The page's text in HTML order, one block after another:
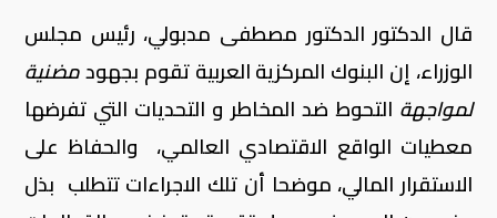
قال الدكتور الدكتور مصطفى مدبولي، رئيس مجلس
الوزراء، إن البنوك المركزية العربية تقوم بجهودمضنية
لمواجهة التحوط ضد المخاطر و التحديات التي تفرضها
معطيات الواقع الاقتصادي العالمي، والحفاظ على
الاستقرار المالي، موضحا أن تلك الاجراءات تتطلب بذل